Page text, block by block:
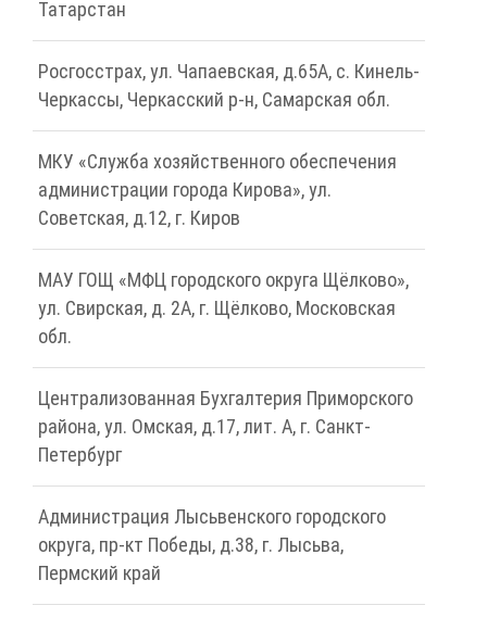
Татарстан
Росгосстрах, ул. Чапаевская, д.65А, с. Кинель-
Черкассы, Черкасский р-н, Самарская обл.
МКУ «Служба хозяйственного обеспечения
администрации города Кирова», ул.
Советская, д.12, г. Киров
МАУ ГОЩ «МФЦ городского округа Щёлково»,
ул. Свирская, д. 2А, г. Щёлково, Московская
обл.
Централизованная Бухгалтерия Приморского
района, ул. Омская, д.17, лит. А, г. Санкт-
Петербург
Администрация Лысьвенского городского
округа, пр-кт Победы, д.38, г. Лысьва,
Пермский край